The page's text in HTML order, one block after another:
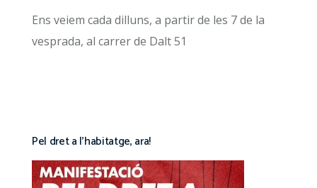
Ens veiem cada dilluns, a partir de les 7 de la
vesprada, al carrer de Dalt 51
Pel dret a l’habitatge, ara!